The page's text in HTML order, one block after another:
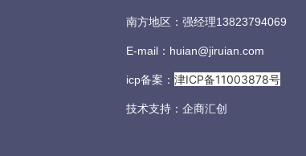
南方地区：强经理13823794069
E-mail：huian@jiruian.com
icp备案： 津ICP备11003878号
技术支持： 企商汇创